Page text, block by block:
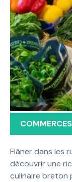
Flâner dans les
découvrir une
culinaire breton